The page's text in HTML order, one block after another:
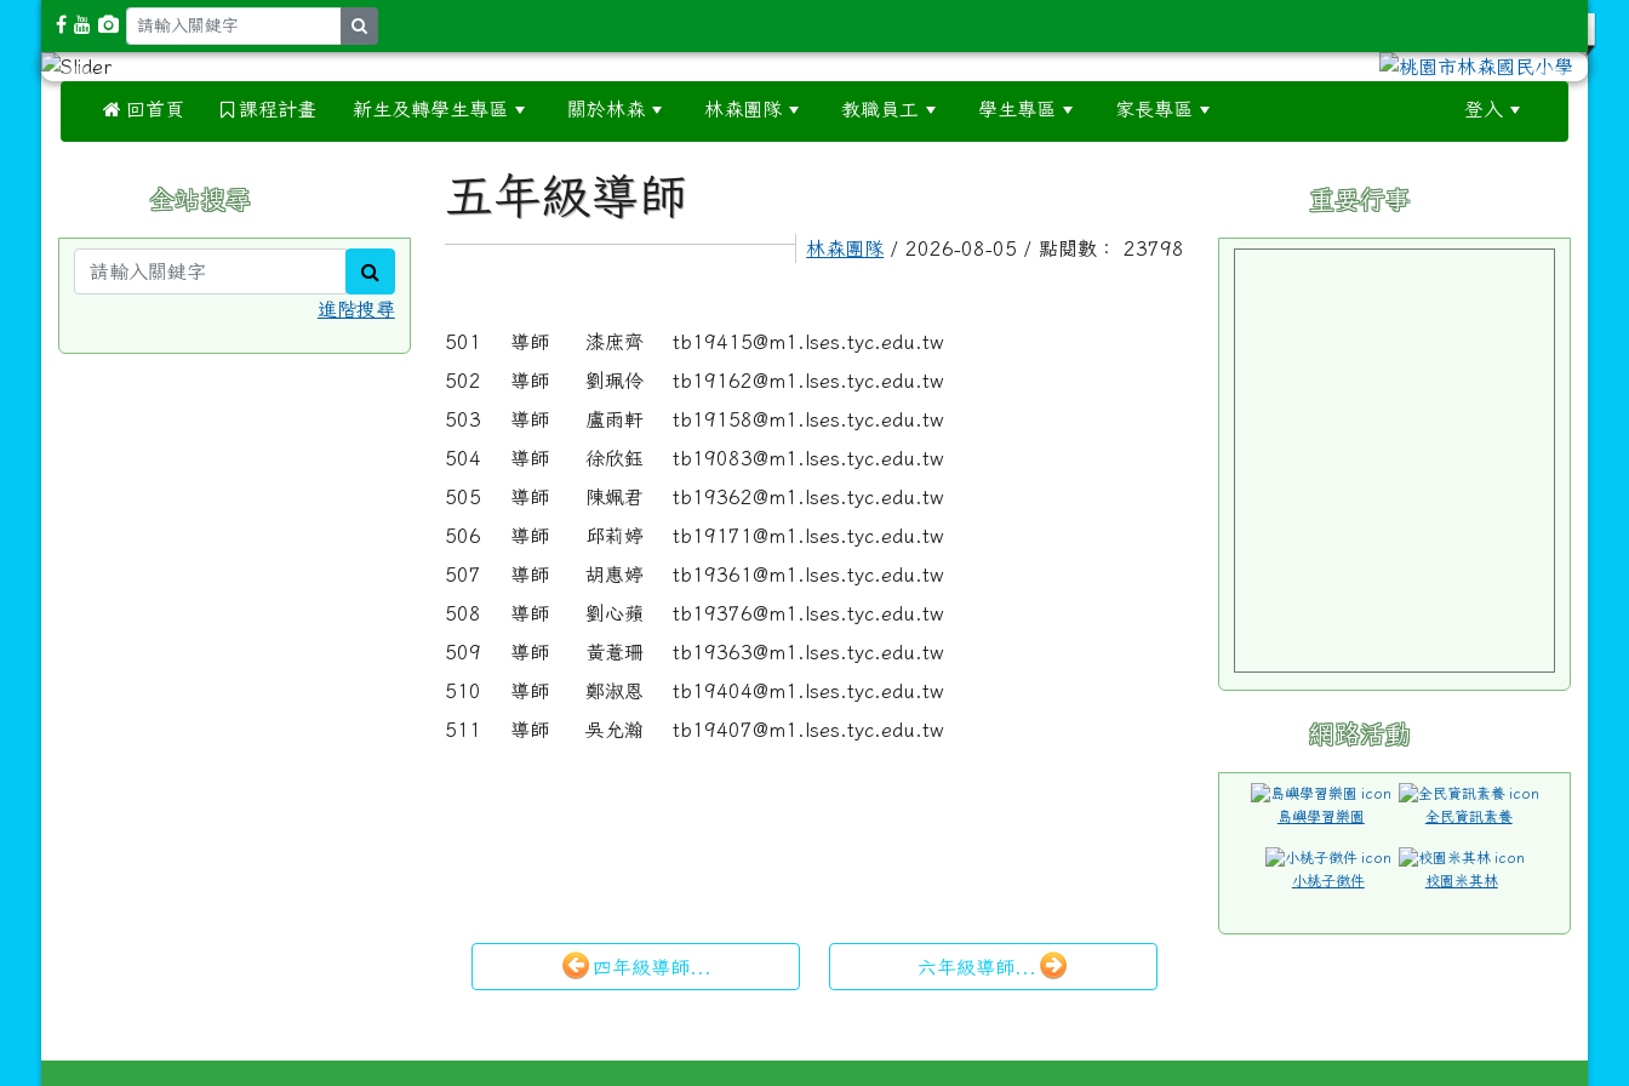
 回首頁 課程計畫 新生及轉學生專區 關於林森 林森團隊 教職員工 學生專區 家長專區 登入
五年級導師
林森團隊 / 2026-08-05 / 點閱數： 23798
501 導師 漆庶齊 tb19415@m1.lses.tyc.edu.tw
502 導師 劉珮伶 tb19162@m1.lses.tyc.edu.tw
503 導師
盧雨軒 tb19158@m1.lses.tyc.edu.tw
504 導師 徐欣鈺 tb19083@m1.lses.tyc.edu.tw
505 導師
陳姵君 tb19362@m1.lses.tyc.edu.tw
506 導師
邱莉婷 tb19171@m1.lses.tyc.edu.tw
507 導師 胡惠婷 tb19361@m1.lses.tyc.edu.tw
508 導師 劉心蘋 tb19376@m1.lses.tyc.edu.tw
509 導師 黃薏珊 tb19363@m1.lses.tyc.edu.tw
510 導師 鄭淑恩 tb19404@m1.lses.tyc.edu.tw
511 導師 吳允瀚 tb19407@m1.lses.tyc.edu.tw
四年級導師... 六年級導師...
全站搜尋
進階搜尋
重要行事
網路活動
島嶼學習樂園 全民資訊素養
小桃子徵件 校園米其林